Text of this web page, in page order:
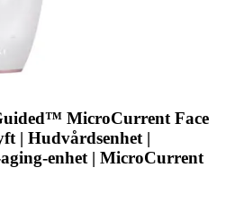
MicroCurrent Face
| Hudvårdsenhet |
enhet | MicroCurrent